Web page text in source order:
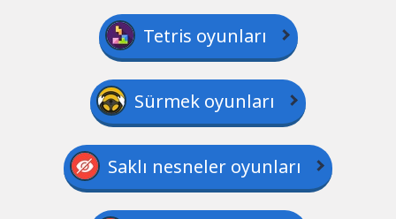
Tetris oyunları
Sürmek oyunları
Saklı nesneler oyunları